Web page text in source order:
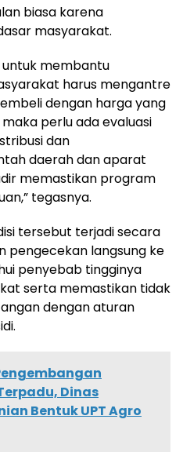
biasa karena
masyarakat.
untuk membantu
harus mengantre
dengan harga yang
perlu ada evaluasi
dan
daerah dan aparat
memastikan program
tegasnya.
tersebut terjadi secara
pengecekan langsung ke
penyebab tingginya
serta memastikan tidak
dengan aturan
Dinas
Bentuk UPT Agro